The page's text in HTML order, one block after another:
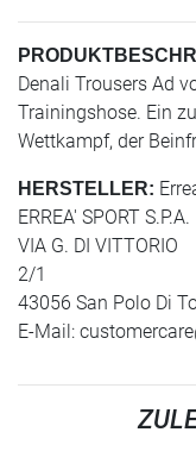
Denali Trousers Ad
Trainingshose. Ein
Wettkampf, der
HERSTELLER:
ERREA' SPORT S.P.A.
VIA G. DI VITTORIO
2/1
43056 San Polo Di
E-Mail: